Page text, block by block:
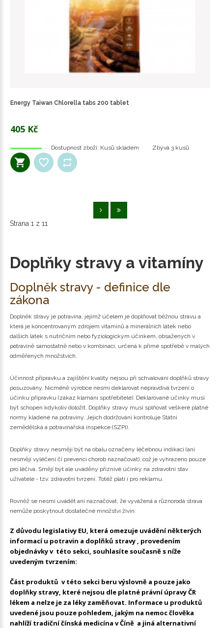
Energy Taiwan Chlorella tabs 200 tablet
405 Kč
Dostupnost zboží: Kusů skladem Zbývá 3 kusů
Strana 1 z 11
Doplňky stravy a vitamíny
Doplněk stravy - definice dle
zákona
Doplněk stravy je potravina, jejímž účelem je doplňovat běžnou stravu a
která je koncentrovaným zdrojem vitaminů a minerálních látek nebo
dalších látek s nutričním nebo fyziologickým účinkem, obsažených v
potravině samostatně nebo v kombinaci, určená k přímé spotřebě v malých
odměřených množstvích.
Účinnost přípravku a zajištění kvality nejsou při schvalování doplňků stravy
posuzovány. Nicméně výrobce nesmí deklarovat nepravdivá tvrzení o
účinku přípravku (zákaz klamání spotřebitele). Deklarované účinky musí
být schopen kdykoliv doložit. Doplňky stravy musí splňovat veškeré platné
normy kladené na potraviny. Jejich dodržování kontroluje Státní
zemědělská a potravinářská inspekce (SZPI).
Doplňky stravy nesmějí být na obalu označeny léčebnou indikací (ani
nesmějí vyléčení či prevenci chorob naznačovat), což je vyhrazeno pouze
pro léčiva. Smějí být ale uváděny příznivé účinky na zdravotní stav
uživatele - tzv. zdravotní tvrzení. Totéž platí i pro reklamu.
Rovněž se nesmí uvádět ani naznačovat, že vyvážená a různorodá strava
nemůže poskytnout dostatečné množství živin.
Z důvodu legislativy EU, která omezuje uvádění některých
informací u potravin a doplňků stravy , provedením
objednávky v této sekci, souhlasíte současně s níže
uvedeným tvrzením:
Část produktů v této sekci beru výslovně a pouze jako
doplňky stravy, které nejsou dle platné právní úpravy ČR
lékem a nelze je za léky zaměňovat. Informace u produktů
uvedené jsou pouze pohledem, jakým na nemoc člověka
nahlíží tradiční čínská medicína v Číně a jiná alternativní